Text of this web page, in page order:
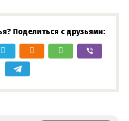
Поделиться с друзьями: